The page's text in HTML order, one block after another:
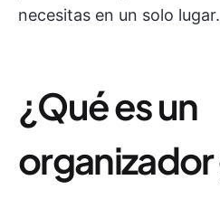
necesitas en un solo
¿Qué es un